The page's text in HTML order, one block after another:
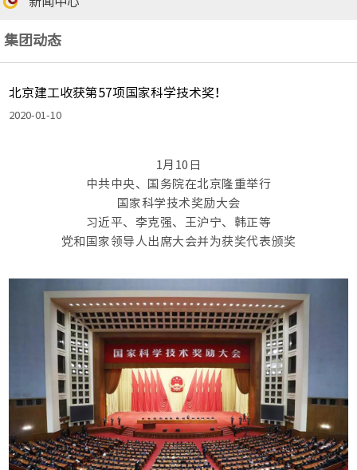
集团动态
北京建工收获第57项国家科学技术奖！
2020-01-10
1月10日
中共中央、国务院在北京隆重举行
国家科学技术奖励大会
习近平、李克强、王沪宁、韩正等
党和国家领导人出席大会并为获奖代表颁奖